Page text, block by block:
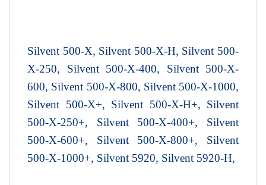
Silvent 500-X, Silvent 500-X-H, Silvent 500-
X-250, Silvent 500-X-400, Silvent 500-X-
600, Silvent 500-X-800, Silvent 500-X-1000,
Silvent 500-X+, Silvent 500-X-H+, Silvent
500-X-250+, Silvent 500-X-400+, Silvent
500-X-600+, Silvent 500-X-800+, Silvent
500-X-1000+, Silvent 5920, Silvent 5920-H,